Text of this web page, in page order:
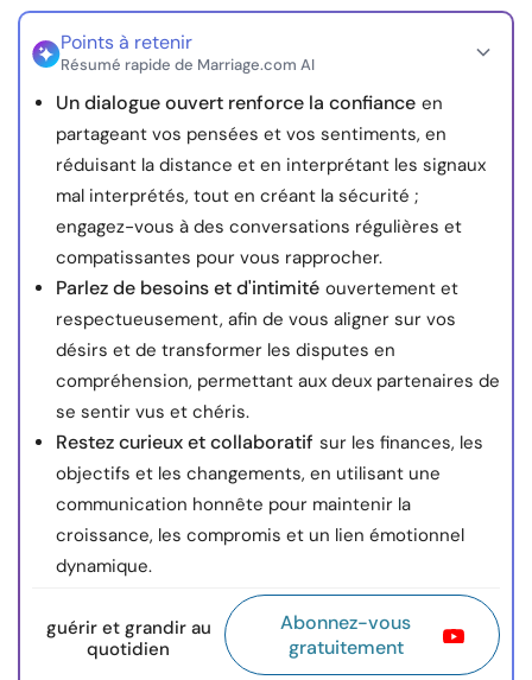
Points à retenir
Résumé rapide de Marriage.com AI
Un dialogue ouvert renforce la confiance en
partageant vos pensées et vos sentiments, en
réduisant la distance et en interprétant les signaux
mal interprétés, tout en créant la sécurité ;
engagez-vous à des conversations régulières et
compatissantes pour vous rapprocher.
Parlez de besoins et d'intimité ouvertement et
respectueusement, afin de vous aligner sur vos
désirs et de transformer les disputes en
compréhension, permettant aux deux partenaires de
se sentir vus et chéris.
Restez curieux et collaboratif sur les finances, les
objectifs et les changements, en utilisant une
communication honnête pour maintenir la
croissance, les compromis et un lien émotionnel
dynamique.
guérir et grandir au
quotidien
Abonnez-vous
gratuitement